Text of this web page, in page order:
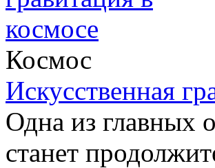
Космос
Искусственная
Одна из главных
станет